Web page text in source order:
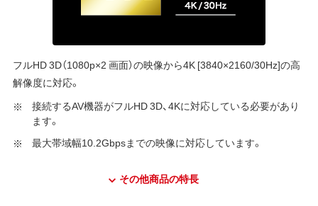
フルHD 3D（1080p×2 画面）の映像から4K [3840×2160/30Hz]の高
解像度に対応。
接続するAV機器がフルHD 3D、4Kに対応している必要があり
ます。
最大帯域幅10.2Gbpsまでの映像に対応しています。
その他商品の特長